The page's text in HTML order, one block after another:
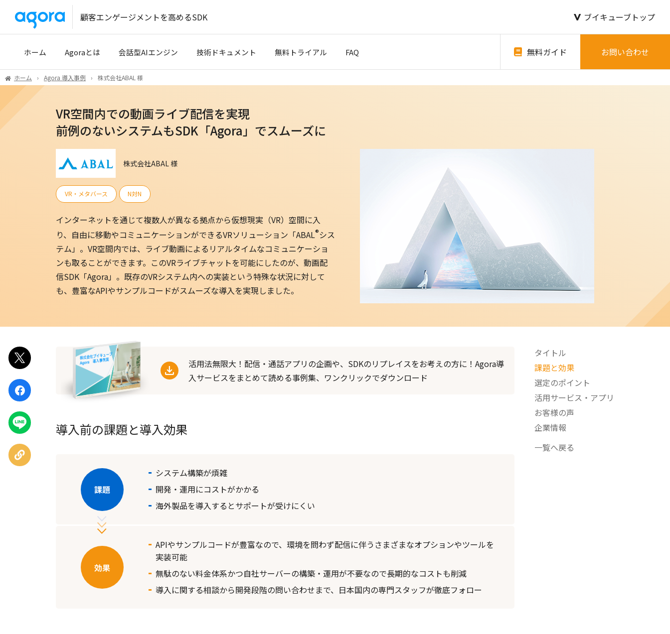
顧客エンゲージメントを高めるSDK ブイキューブトップ
ホーム Agoraとは
開発パートナー
会話型AIエンジン 技術ドキュメント
開発者ブログ
技術サポート
無料トライアル FAQ 無料ガイド お問い合わせ
ホーム Agora 導入事例 株式会社ABAL 様
VR空間内での動画ライブ配信を実現
前例のないシステムもSDK「Agora」でスムーズに
株式会社ABAL 様
VR・メタバース N対N
インターネットを通じて複数人が異なる拠点から仮想現実（VR）空間に入
り、自由に移動やコミュニケーションができるVRソリューション「ABAL®️シス
テム」。VR空間内では、ライブ動画によるリアルタイムなコミュニケーショ
ンも取ることができます。このVRライブチャットを可能にしたのが、動画配
信SDK「Agora」。既存のVRシステム内への実装という特殊な状況に対して
も、豊富なAPIやサンプルコードがスムーズな導入を実現しました。
ポスト
シェア
LINEで
送る
URLを
コピー
活用法無限大！配信・通話アプリの企画や、SDKのリプレイスをお考えの方に！Agora導
入サービスをまとめて読める事例集、ワンクリックでダウンロード
導入前の課題と導入効果
システム構築が煩雑
開発・運用にコストがかかる
海外製品を導入するとサポートが受けにくい
APIやサンプルコードが豊富なので、環境を問わず配信に伴うさまざまなオプションやツールを
実装可能
無駄のない料金体系かつ自社サーバーの構築・運用が不要なので長期的なコストも削減
導入に関する相談から開発段階の問い合わせまで、日本国内の専門スタッフが徹底フォロー
タイトル
課題と効果
選定のポイント
活用サービス・アプリ
お客様の声
企業情報
一覧へ戻る